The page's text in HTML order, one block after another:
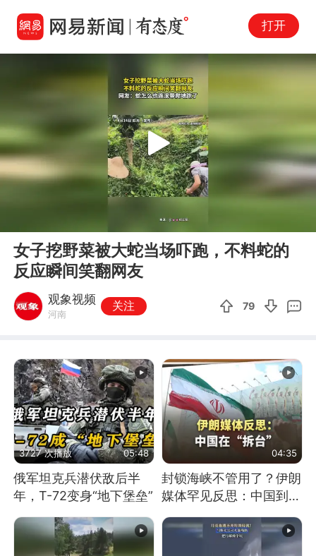
打开
Play
女子挖野菜被大蛇当场吓跑，不料蛇的
反应瞬间笑翻网友
观象视频
河南
关注 79
3727 次播放 05:48
俄军坦克兵潜伏敌后半
年，T-72变身“地下堡垒”
04:35
封锁海峡不管用了？伊朗
媒体罕见反思：中国到底
是不是在"拆台"